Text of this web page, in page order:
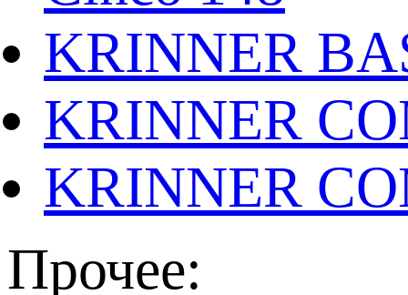
KRINNER
KRINNER
KRINNER
Прочее: